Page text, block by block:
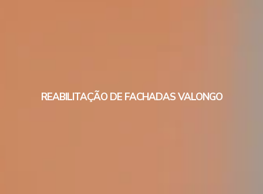
REABILITAÇÃO DE FACHADAS VALONGO